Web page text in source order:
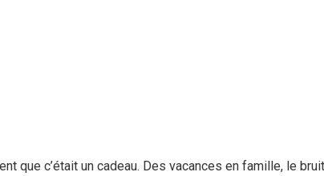
que c’était un cadeau. Des vacances en famille, le